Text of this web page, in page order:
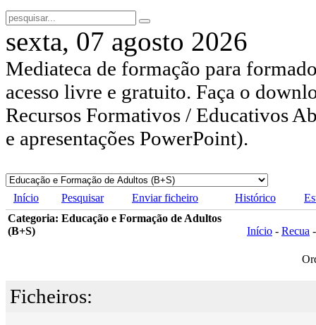
sexta, 07 agosto 2026
Mediateca de formação para
acesso livre e gratuito. Faça o
Recursos Formativos / Educativos
e apresentações PowerPoint).
Início Pesquisar Enviar ficheiro Histórico
Categoria: Educação e Formação de Adultos
(B+S)
Início - Recua
Ficheiros: